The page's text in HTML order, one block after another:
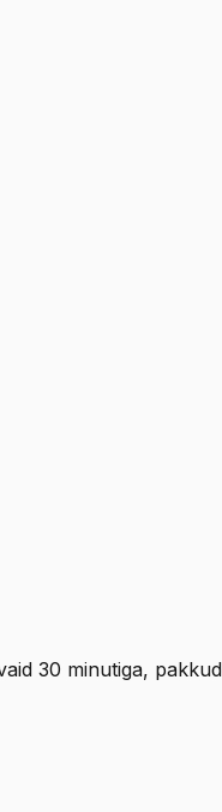
30 minutiga,